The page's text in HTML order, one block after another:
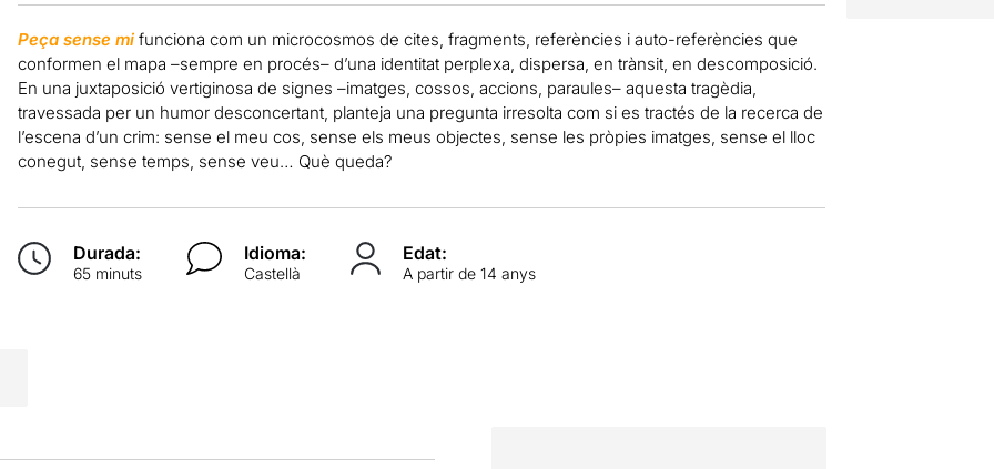
Peça sense mi funciona com un microcosmos de cites, fragments, referències i auto-referències que
conformen el mapa –sempre en procés– d’una identitat perplexa, dispersa, en trànsit, en descomposició.
En una juxtaposició vertiginosa de signes –imatges, cossos, accions, paraules– aquesta tragèdia,
travessada per un humor desconcertant, planteja una pregunta irresolta com si es tractés de la recerca de
l’escena d’un crim: sense el meu cos, sense els meus objectes, sense les pròpies imatges, sense el lloc
conegut, sense temps, sense veu… Què queda?
Durada:
65 minuts
Idioma:
Castellà
Edat:
A partir de 14 anys